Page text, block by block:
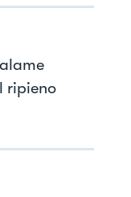
ripieno